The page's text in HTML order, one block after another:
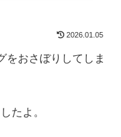
2026.01.05
をおさぼりしてしま
たよ。